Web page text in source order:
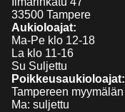
33500 Tampere
Aukioloajat:
Ma-Pe klo 12-18
La klo 11-16
Su Suljettu
Poikkeusaukioloajat:
Tampereen
Ma: suljettu